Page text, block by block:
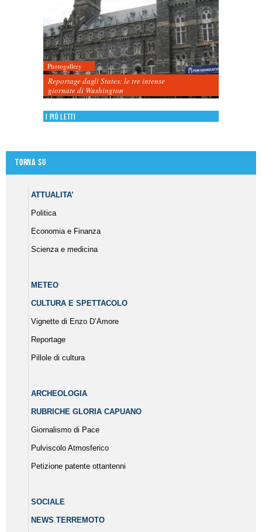
Photogallery
Reportage dagli States: le tre intense
giornate di Washington
I più letti
Torna su
ATTUALITA’
Politica
Economia e Finanza
Scienza e medicina
METEO
CULTURA E SPETTACOLO
Vignette di Enzo D’Amore
Reportage
Pillole di cultura
ARCHEOLOGIA
RUBRICHE GLORIA CAPUANO
Giornalismo di Pace
Pulviscolo Atmosferico
Petizione patente ottantenni
SOCIALE
NEWS TERREMOTO